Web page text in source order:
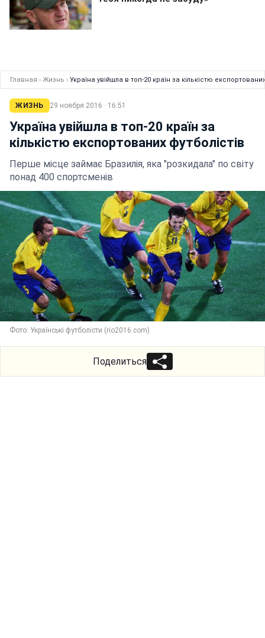
Главная › Жизнь › Україна увійшла в топ-20 країн за кількістю
ЖИЗНЬ 29 ноября 2016 · 16:51
Україна увійшла в топ-20 країн за
кількістю експортованих футболістів
Перше місце займає Бразилія, яка "розкидала" по світу
понад 400 спортсменів
Фото: Українські футболісти (rio2016.com)
Поделиться